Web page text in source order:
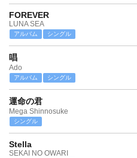
FOREVER
LUNA SEA
アルバム シングル
唱
Ado
アルバム シングル
運命の君
Mega Shinnosuke
シングル
Stella
SEKAI NO OWARI